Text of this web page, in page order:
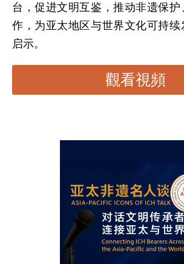
台，促进文明互鉴，推动非遗保
作，为亚太地区与世界文化可持
启示。
觀看視頻